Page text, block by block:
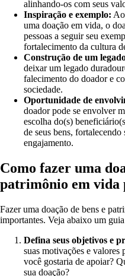
alinhando-os com seus
Inspiração e exemplo:
uma doação em vida, o
pessoas a seguir seu
fortalecimento da cultura
Construção de um
deixar um legado
falecimento do doador e
sociedade.
Oportunidade de
doador pode se envolver
escolha do(s)
de seus bens,
engajamento.
Como fazer uma
patrimônio em vida
Fazer uma doação de bens e
importantes. Veja abaixo um
Defina seus objetivos e
suas motivações e valores
você gostaria de apoiar?
sua doação?